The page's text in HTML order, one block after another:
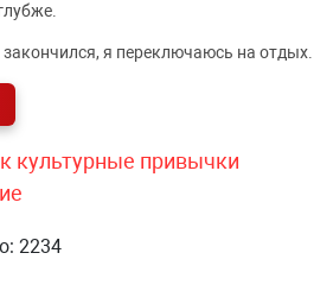
я переключаюсь на отдых.
культурные привычки
2234